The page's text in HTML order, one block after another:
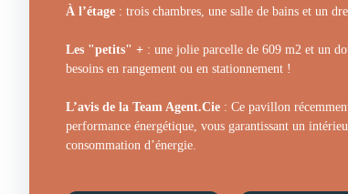
À l’étage : trois chambres, une salle de bains et un
Les "petits" + : une jolie parcelle de 609 m2 et un
besoins en rangement ou en stationnement !
L’avis de la Team Agent.Cie : Ce pavillon
performance énergétique, vous garantissant un
consommation d’énergie.